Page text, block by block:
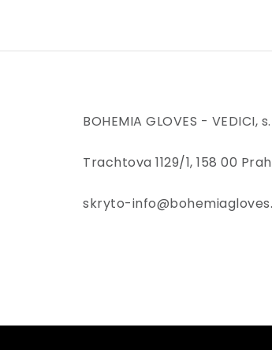
BOHEMIA GLOVES - VEDICI,
Trachtova 1129/1, 158 00
skryto-